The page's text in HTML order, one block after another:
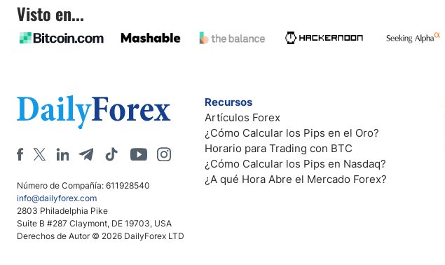
Visto en...
Número de Compañía: 611928540
info@dailyforex.com
2803 Philadelphia Pike
Suite B #287 Claymont, DE 19703, USA
Derechos de Autor © 2026 DailyForex LTD
Recursos
Artículos Forex
¿Cómo Calcular los Pips en el Oro?
Horario para Trading con BTC
¿Cómo Calcular los Pips en Nasdaq?
¿A qué Hora Abre el Mercado Forex?